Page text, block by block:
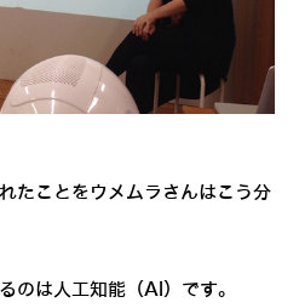
たことをウメムラさんはこう分
のは人工知能（AI）です。